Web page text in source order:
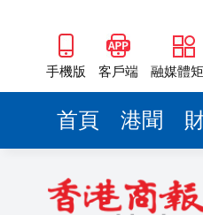
手機版 客戶端 融媒體
首頁 港聞